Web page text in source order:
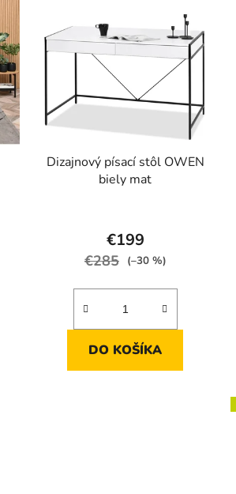
Dizajnový písací stôl OWEN
biely mat
hodnotenie
produktu
5,0
z
hviezdičiek.
€199
€285 (–30 %)
DO KOŠÍKA